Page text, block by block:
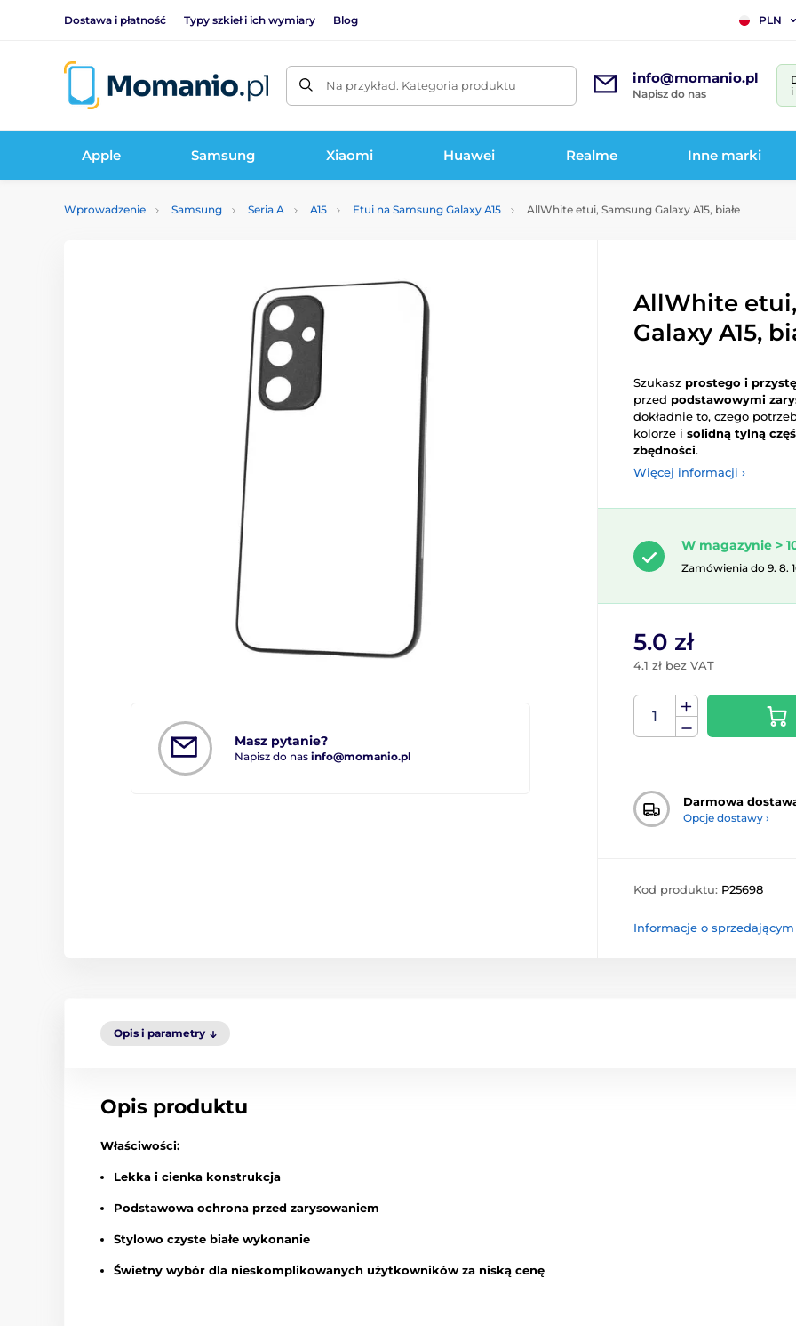
Dostawa i płatność Typy szkieł i ich wymiary Blog PLN
Na przykład. Kategoria produktu info@momanio.pl
Napisz do nas
Apple Samsung Xiaomi Huawei Realme Inne marki
Wprowadzenie Samsung Seria A A15 Etui na Samsung Galaxy A15 AllWhite etui, Samsung Galaxy A15, białe
Masz pytanie?
Napisz do nas info@momanio.pl
AllWhite
Galaxy A15,
Szukasz prostego i
przed podstawowymi
dokładnie to, czego
kolorze i solidną tylną
zbędności.
Więcej informacji ›
W magazynie >
Zamówienia do 9. 8.
5.0 zł
4.1 zł bez VAT
Darmowa
Opcje dostawy ›
Kod produktu: P25698
Informacje o sprzedającym
Opis i parametry
Opis produktu
Właściwości:
Lekka i cienka konstrukcja
Podstawowa ochrona przed zarysowaniem
Stylowo czyste białe wykonanie
Świetny wybór dla nieskomplikowanych użytkowników za niską cenę